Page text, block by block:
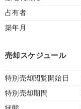
占有者
築年月
売却スケジュール
特別売却閲覧開始日
特別売却期間